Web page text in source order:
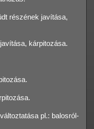
részének javítása,
kárpitozása.
pl.: balosról-